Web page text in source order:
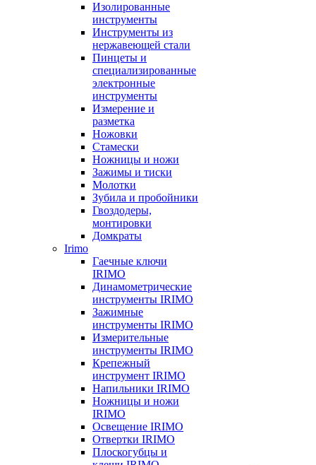
Изолированные
инструменты
Инструменты из
нержавеющей стали
Пинцеты и
специализированные
электронные
инструменты
Измерение и
разметка
Ножовки
Стамески
Ножницы и ножи
Зажимы и тиски
Молотки
Зубила и пробойники
Гвоздодеры,
монтировки
Домкраты
Irimo
Гаечные ключи
IRIMO
Динамометрические
инструменты IRIMO
Зажимные
инструменты IRIMO
Измерительные
инструменты IRIMO
Крепежный
инструмент IRIMO
Напильники IRIMO
Ножницы и ножи
IRIMO
Освещение IRIMO
Отвертки IRIMO
Плоскогубцы и